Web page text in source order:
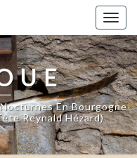
En Bourgogne-
Reynald Hézard)